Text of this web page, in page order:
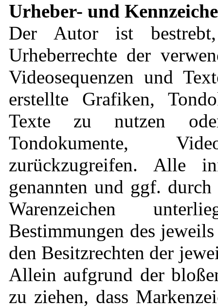
Urheber- und
Der Autor ist
Urheberrechte der
Videosequenzen und
erstellte Grafiken,
Texte zu nutzen
Tondokumente,
zurückzugreifen. Alle
genannten und ggf.
Warenzeichen
Bestimmungen des
den Besitzrechten der
Allein aufgrund der
zu ziehen, dass